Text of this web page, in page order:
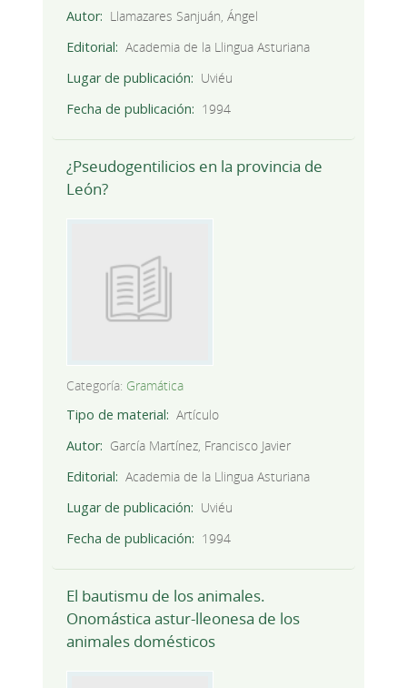
Autor
Llamazares Sanjuán, Ángel
Editorial
Academia de la Llingua Asturiana
Lugar de publicación
Uviéu
Fecha de publicación
1994
¿Pseudogentilicios en la provincia de
León?
Categoría: Gramática
Tipo de material
Artículo
Autor
García Martínez, Francisco Javier
Editorial
Academia de la Llingua Asturiana
Lugar de publicación
Uviéu
Fecha de publicación
1994
El bautismu de los animales.
Onomástica astur-lleonesa de los
animales domésticos